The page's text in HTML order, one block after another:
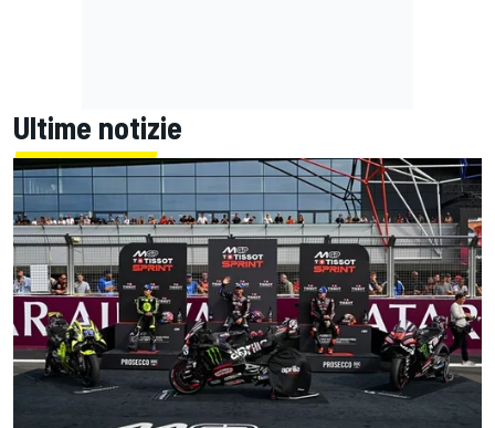
Ultime notizie